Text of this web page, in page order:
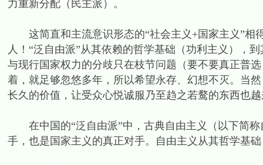
力重新分配（民主派）。
这简直和主流意识形态的“社会主义+国家主义”相
人！“泛自由派”从其依赖的哲学基础（功利主义），
与现行国家权力的分歧只在枝节问题（要不要真正普
着，就足够忽悠多年，所以希望永存、幻想不灭。当
长久的价值，让受众心悦诚服乃至趋之若鹜的东西也
在中国的“泛自由派”中，古典自由主义（以下简称
手，也是国家主义的真正对手。自由主义从其哲学基